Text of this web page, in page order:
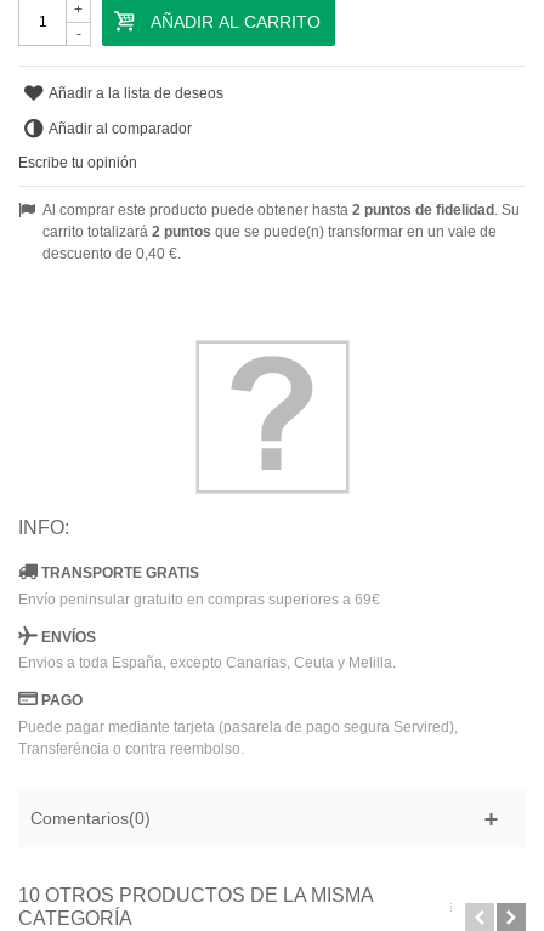
-
+
AÑADIR AL CARRITO
Añadir a la lista de deseos
Añadir al comparador
Escribe tu opinión
Al comprar este producto puede obtener hasta 2 puntos de fidelidad . Su
carrito totalizará 2 puntos que se puede(n) transformar en un vale de
descuento de 0,40 €.
INFO:
TRANSPORTE GRATIS
Envío peninsular gratuito en compras superiores a 69€
ENVÍOS
Envios a toda España, excepto Canarias, Ceuta y Melilla.
PAGO
Puede pagar mediante tarjeta (pasarela de pago segura Servired),
Transferéncia o contra reembolso.
Comentarios(0)
10 OTROS PRODUCTOS DE LA MISMA
CATEGORÍA